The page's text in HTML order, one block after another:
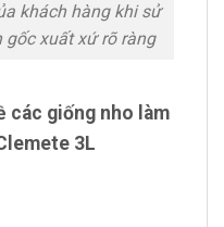
khách hàng khi sử
gốc xuất xứ rõ ràng
các giống nho làm
3L